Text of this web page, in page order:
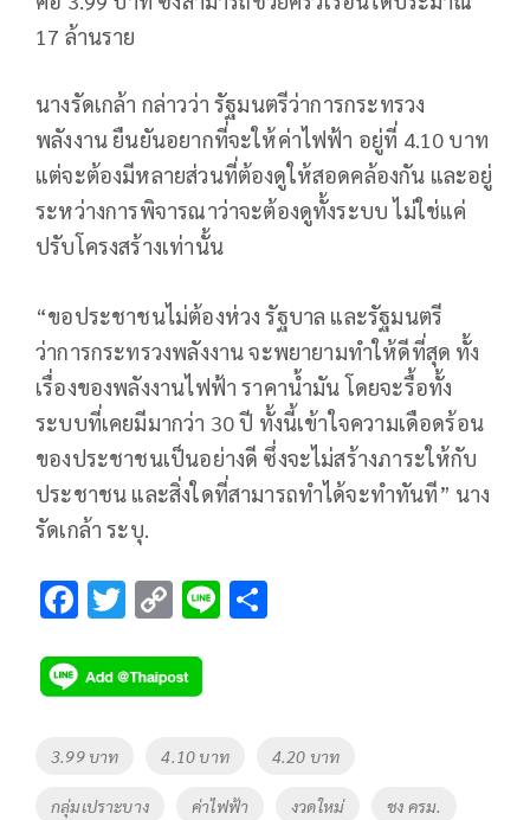
17 ล้านราย
นางรัดเกล้า กล่าวว่า รัฐมนตรีว่าการกระทรวง
พลังงาน ยืนยันอยากที่จะให้ค่าไฟฟ้า อยู่ที่ 4.10 บาท
แต่จะต้องมีหลายส่วนที่ต้องดูให้สอดคล้องกัน และอยู่
ระหว่างการพิจารณาว่าจะต้องดูทั้งระบบ ไม่ใช่แค่
ปรับโครงสร้างเท่านั้น
“ขอประชาชนไม่ต้องห่วง รัฐบาล และรัฐมนตรี
ว่าการกระทรวงพลังงาน จะพยายามทำให้ดีที่สุด ทั้ง
เรื่องของพลังงานไฟฟ้า ราคาน้ำมัน โดยจะรื้อทั้ง
ระบบที่เคยมีมากว่า 30 ปี ทั้งนี้เข้าใจความเดือดร้อน
ของประชาชนเป็นอย่างดี ซึ่งจะไม่สร้างภาระให้กับ
ประชาชน และสิ่งใดที่สามารถทำได้จะทำทันที” นาง
รัดเกล้า ระบุ.
F
e
b
o
o
T
tt
er
C
p
y
Li
Li
Tags
3.99 บาท 4.10 บาท 4.20 บาท
กลุ่มเปราะบาง ค่าไฟฟ้า งวดใหม่ ชง ครม.